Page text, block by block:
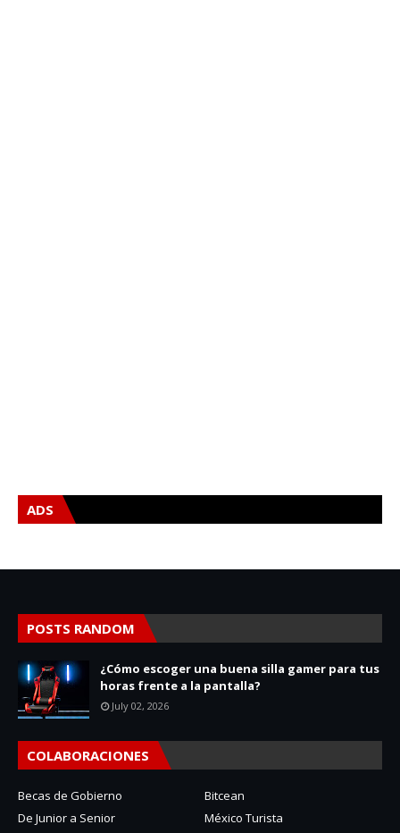
ADS
POSTS RANDOM
¿Cómo escoger una buena silla gamer para tus
horas frente a la pantalla?
July 02, 2026
COLABORACIONES
Becas de Gobierno
Bitcean
De Junior a Senior
México Turista